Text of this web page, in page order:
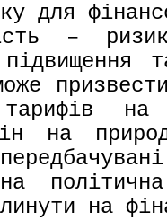
для
–
тарифів на
на
на